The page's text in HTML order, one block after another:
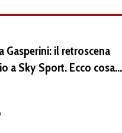
Gasperini: il retroscena
a Sky Sport. Ecco cosa
con la proprietà